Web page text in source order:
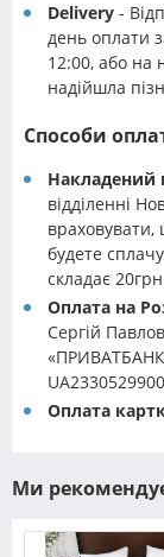
Delivery -
день оплати
12:00, або на
надійшла
Способи
Накладений
відділенні
будете
складає
Оплата на
Сергій
Оплата
Ми